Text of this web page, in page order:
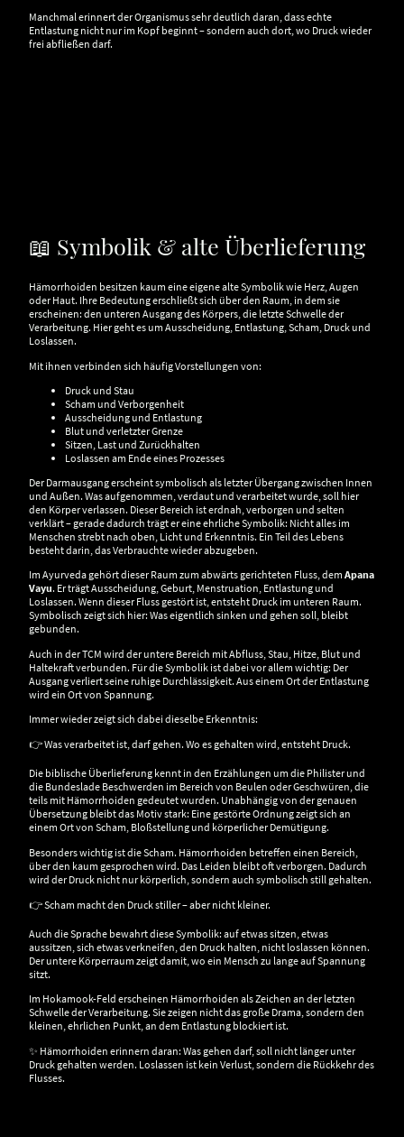
Manchmal erinnert der Organismus sehr deutlich daran, dass echte
Entlastung nicht nur im Kopf beginnt – sondern auch dort, wo Druck wieder
frei abfließen darf.
📖 Symbolik & alte Überlieferung
Hämorrhoiden besitzen kaum eine eigene alte Symbolik wie Herz, Augen
oder Haut. Ihre Bedeutung erschließt sich über den Raum, in dem sie
erscheinen: den unteren Ausgang des Körpers, die letzte Schwelle der
Verarbeitung. Hier geht es um Ausscheidung, Entlastung, Scham, Druck und
Loslassen.
Mit ihnen verbinden sich häufig Vorstellungen von:
Druck und Stau
Scham und Verborgenheit
Ausscheidung und Entlastung
Blut und verletzter Grenze
Sitzen, Last und Zurückhalten
Loslassen am Ende eines Prozesses
Der Darmausgang erscheint symbolisch als letzter Übergang zwischen Innen
und Außen. Was aufgenommen, verdaut und verarbeitet wurde, soll hier
den Körper verlassen. Dieser Bereich ist erdnah, verborgen und selten
verklärt – gerade dadurch trägt er eine ehrliche Symbolik: Nicht alles im
Menschen strebt nach oben, Licht und Erkenntnis. Ein Teil des Lebens
besteht darin, das Verbrauchte wieder abzugeben.
Im Ayurveda gehört dieser Raum zum abwärts gerichteten Fluss, dem Apana
Vayu. Er trägt Ausscheidung, Geburt, Menstruation, Entlastung und
Loslassen. Wenn dieser Fluss gestört ist, entsteht Druck im unteren Raum.
Symbolisch zeigt sich hier: Was eigentlich sinken und gehen soll, bleibt
gebunden.
Auch in der TCM wird der untere Bereich mit Abfluss, Stau, Hitze, Blut und
Haltekraft verbunden. Für die Symbolik ist dabei vor allem wichtig: Der
Ausgang verliert seine ruhige Durchlässigkeit. Aus einem Ort der Entlastung
wird ein Ort von Spannung.
Immer wieder zeigt sich dabei dieselbe Erkenntnis:
👉 Was verarbeitet ist, darf gehen. Wo es gehalten wird, entsteht Druck.
Die biblische Überlieferung kennt in den Erzählungen um die Philister und
die Bundeslade Beschwerden im Bereich von Beulen oder Geschwüren, die
teils mit Hämorrhoiden gedeutet wurden. Unabhängig von der genauen
Übersetzung bleibt das Motiv stark: Eine gestörte Ordnung zeigt sich an
einem Ort von Scham, Bloßstellung und körperlicher Demütigung.
Besonders wichtig ist die Scham. Hämorrhoiden betreffen einen Bereich,
über den kaum gesprochen wird. Das Leiden bleibt oft verborgen. Dadurch
wird der Druck nicht nur körperlich, sondern auch symbolisch still gehalten.
👉 Scham macht den Druck stiller – aber nicht kleiner.
Auch die Sprache bewahrt diese Symbolik: auf etwas sitzen, etwas
aussitzen, sich etwas verkneifen, den Druck halten, nicht loslassen können.
Der untere Körperraum zeigt damit, wo ein Mensch zu lange auf Spannung
sitzt.
Im Hokamook-Feld erscheinen Hämorrhoiden als Zeichen an der letzten
Schwelle der Verarbeitung. Sie zeigen nicht das große Drama, sondern den
kleinen, ehrlichen Punkt, an dem Entlastung blockiert ist.
✨ Hämorrhoiden erinnern daran: Was gehen darf, soll nicht länger unter
Druck gehalten werden. Loslassen ist kein Verlust, sondern die Rückkehr des
Flusses.